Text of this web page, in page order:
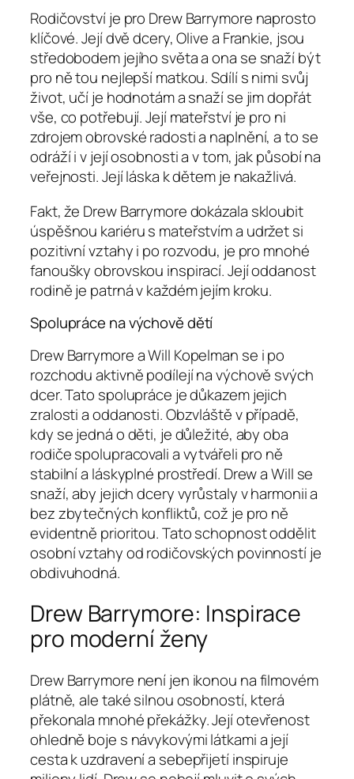
Rodičovství je pro Drew Barrymore naprosto
klíčové. Její dvě dcery, Olive a Frankie, jsou
středobodem jejího světa a ona se snaží být
pro ně tou nejlepší matkou. Sdílí s nimi svůj
život, učí je hodnotám a snaží se jim dopřát
vše, co potřebují. Její mateřství je pro ni
zdrojem obrovské radosti a naplnění, a to se
odráží i v její osobnosti a v tom, jak působí na
veřejnosti. Její láska k dětem je nakažlivá.
Fakt, že Drew Barrymore dokázala skloubit
úspěšnou kariéru s mateřstvím a udržet si
pozitivní vztahy i po rozvodu, je pro mnohé
fanoušky obrovskou inspirací. Její oddanost
rodině je patrná v každém jejím kroku.
Spolupráce na výchově dětí
Drew Barrymore a Will Kopelman se i po
rozchodu aktivně podílejí na výchově svých
dcer. Tato spolupráce je důkazem jejich
zralosti a oddanosti. Obzvláště v případě,
kdy se jedná o děti, je důležité, aby oba
rodiče spolupracovali a vytvářeli pro ně
stabilní a láskyplné prostředí. Drew a Will se
snaží, aby jejich dcery vyrůstaly v harmonii a
bez zbytečných konfliktů, což je pro ně
evidentně prioritou. Tato schopnost oddělit
osobní vztahy od rodičovských povinností je
obdivuhodná.
Drew Barrymore: Inspirace
pro moderní ženy
Drew Barrymore není jen ikonou na filmovém
plátně, ale také silnou osobností, která
překonala mnohé překážky. Její otevřenost
ohledně boje s návykovými látkami a její
cesta k uzdravení a sebepřijetí inspiruje